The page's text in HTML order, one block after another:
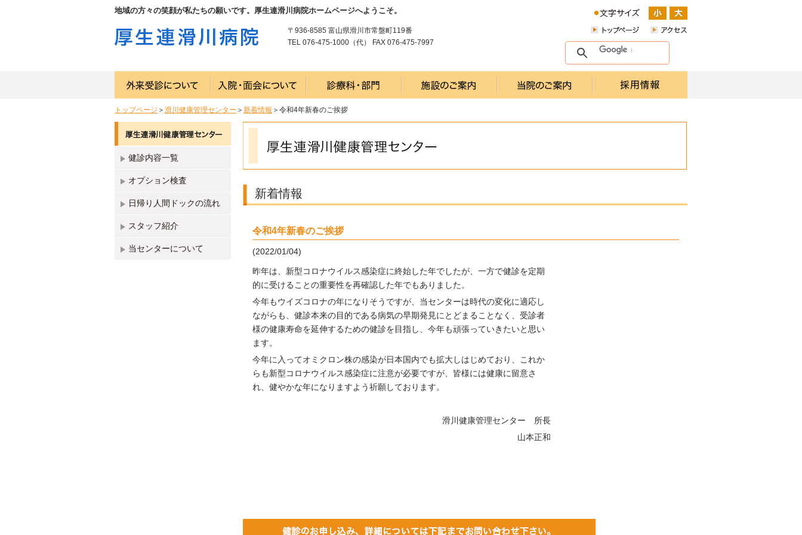
地域の方々の笑顔が私たちの願いです。厚生連滑川病院ホームページへようこそ。
〒936-8585 富山県滑川市常盤町119番
TEL 076-475-1000（代） FAX 076-475-7997
トップページ ＞ 滑川健康管理センター ＞ 新着情報 ＞令和4年新春のご挨拶
新着情報
令和4年新春のご挨拶
(2022/01/04)
昨年は、新型コロナウイルス感染症に終始した年でしたが、一方で健診を定期
的に受けることの重要性を再確認した年でもありました。
今年もウイズコロナの年になりそうですが、当センターは時代の変化に適応し
ながらも、健診本来の目的である病気の早期発見にとどまることなく、受診者
様の健康寿命を延伸するための健診を目指し、今年も頑張っていきたいと思い
ます。
今年に入ってオミクロン株の感染が日本国内でも拡大しはじめており、これか
らも新型コロナウイルス感染症に注意が必要ですが、皆様には健康に留意さ
れ、健やかな年になりますよう祈願しております。
滑川健康管理センター 所長
山本正和
健診内容一覧
オプション検査
日帰り人間ドックの流れ
スタッフ紹介
当センターについて